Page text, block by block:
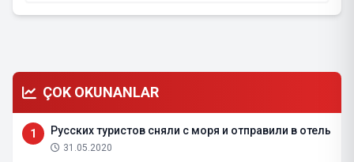
ÇOK OKUNANLAR
1 Русских туристов сняли с моря и отправили в отель
31.05.2020